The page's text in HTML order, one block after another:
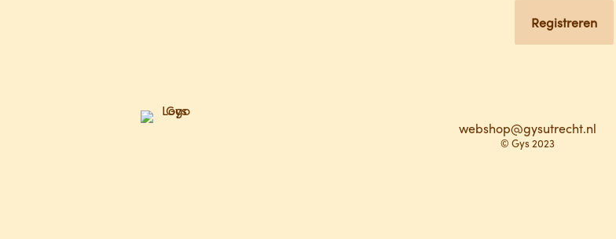
Registreren
webshop@gysutrecht.nl
© Gys 2023